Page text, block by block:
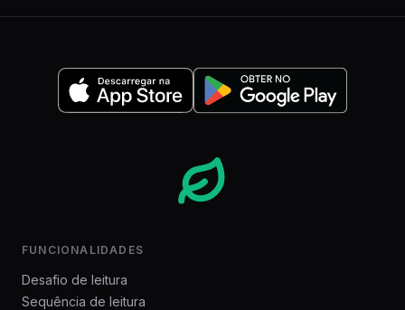
FUNCIONALIDADES
Desafio de leitura
Sequência de leitura